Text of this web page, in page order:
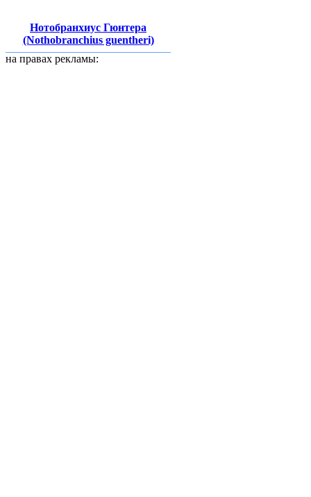
Нотобранхиус Гюнтера
(Nothobranchius guentheri)
на правах рекламы: